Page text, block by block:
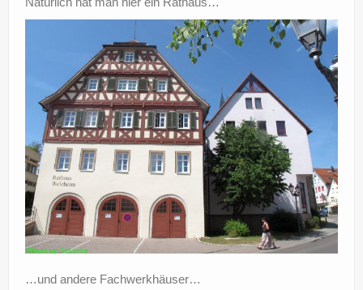
…und andere Fachwerkhäuser…